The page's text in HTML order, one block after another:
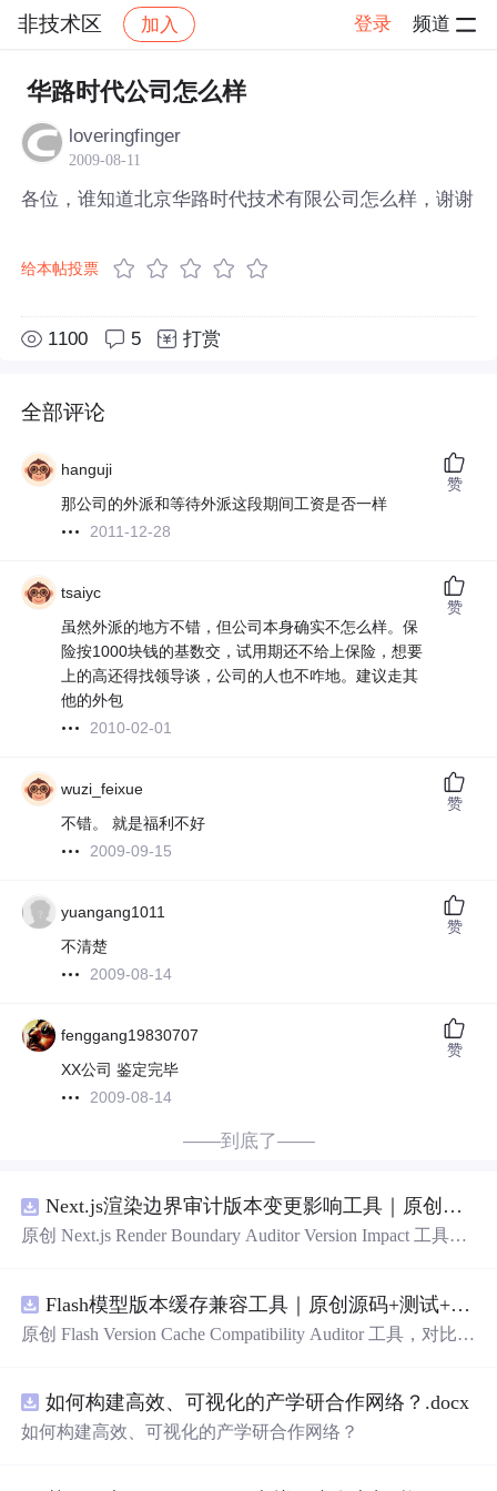
非技术区 加入 登录 频道
社区 非技术区 帖子详情
华路时代公司怎么样
loveringfinger
2009-08-11
各位，谁知道北京华路时代技术有限公司怎么样，谢谢
给本帖投票
1100 5 打赏
全部评论
hanguji
那公司的外派和等待外派这段期间工资是否一样
2011-12-28
赞
tsaiyc
虽然外派的地方不错，但公司本身确实不怎么样。保
险按1000块钱的基数交，试用期还不给上保险，想要
上的高还得找领导谈，公司的人也不咋地。建议走其
他的外包
2010-02-01
赞
wuzi_feixue
不错。 就是福利不好
2009-09-15
赞
yuangang1011
不清楚
2009-08-14
赞
fenggang19830707
XX公司 鉴定完毕
2009-08-14
赞
——到底了——
Next.js渲染边界审计版本变更影响工具｜原创源码+测试+离线报告
原创 Next.js Render Boundary Auditor Version Impact 工具，
入约定、规则参数、结果结构和风险项，识别变更影响。
压缩包包含完整源码、3 项自动化测试、可复现合成示
原创与授权声明。运行时零第三方依赖，不包含热点产品
或开源项目源码、Logo、官方截图、论文、生产日志或其
他受限素材。
Flash模型版本缓存兼容工具｜原创源码+测试+离线报告
原创 Flash Version Cache Compatibility Auditor 工具，对比两
复现合成示例、离线 HTML/JSON/SVG 报告、1080×720
真实运行效果图、README、运行说明、功能清单、MIT
如何构建高效、可视化的产学研合作网络？.docx
如何构建高效、可视化的产学研合作网络？